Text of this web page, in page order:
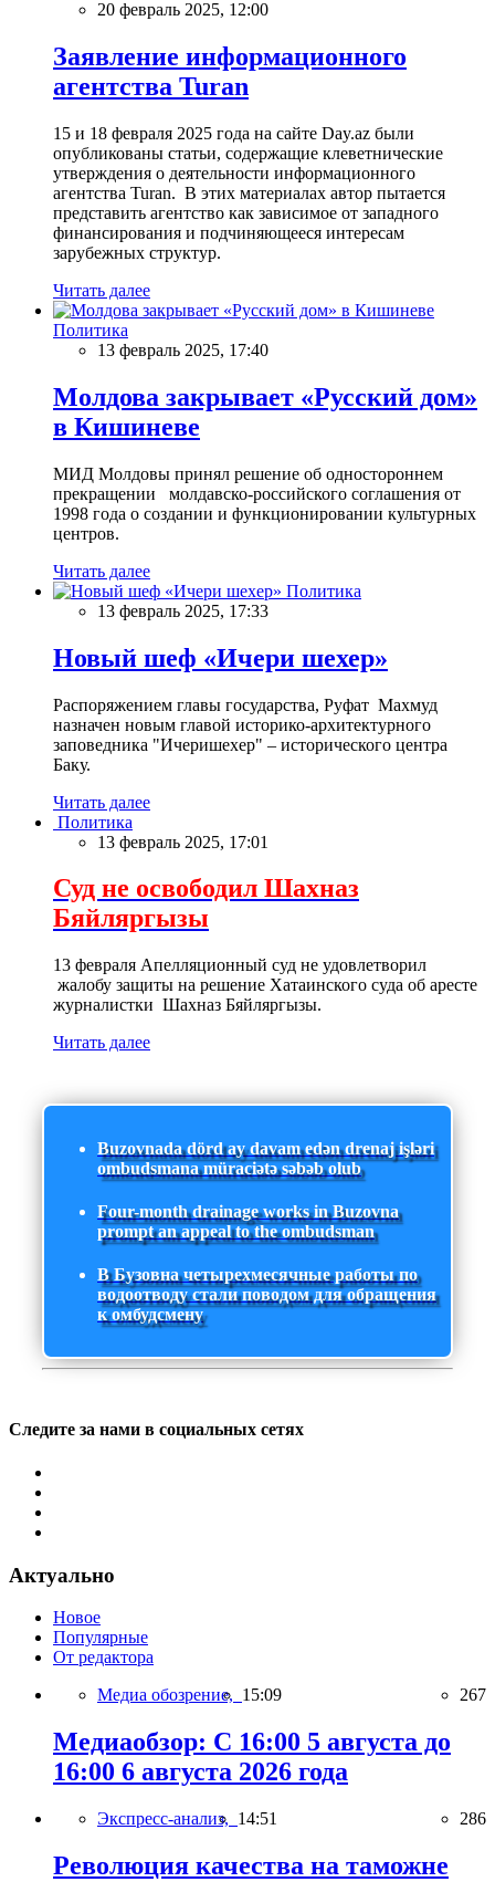
20 февраль 2025, 12:00
Заявление информационного
агентства Turan
15 и 18 февраля 2025 года на сайте Day.az были
опубликованы статьи, содержащие клеветнические
утверждения о деятельности информационного
агентства Turan. В этих материалах автор пытается
представить агентство как зависимое от западного
финансирования и подчиняющееся интересам
зарубежных структур.
Читать далее
Политика
13 февраль 2025, 17:40
Молдова закрывает «Русский дом»
в Кишиневе
МИД Молдовы принял решение об одностороннем
прекращении молдавско-российского соглашения от
1998 года о создании и функционировании культурных
центров.
Читать далее
Политика
13 февраль 2025, 17:33
Новый шеф «Ичери шехер»
Распоряжением главы государства, Руфат Махмуд
назначен новым главой историко-архитектурного
заповедника "Ичеришехер" – исторического центра
Баку.
Читать далее
Политика
13 февраль 2025, 17:01
Суд не освободил Шахназ
Бяйляргызы
13 февраля Апелляционный суд не удовлетворил
жалобу защиты на решение Хатаинского суда об аресте
журналистки Шахназ Бяйляргызы.
Читать далее
Buzovnada dörd ay davam edən drenaj işləri
ombudsmana müraciətə səbəb olub
Four-month drainage works in Buzovna
prompt an appeal to the ombudsman
В Бузовна четырехмесячные работы по
водоотводу стали поводом для обращения
к омбудсмену
Следите за нами в социальных сетях
Актуально
Новое
Популярные
От редактора
Медиа обозрение, 15:09 267
Медиаобзор: С 16:00 5 августа до
16:00 6 августа 2026 года
Экспресс-анализ, 14:51 286
Революция качества на таможне